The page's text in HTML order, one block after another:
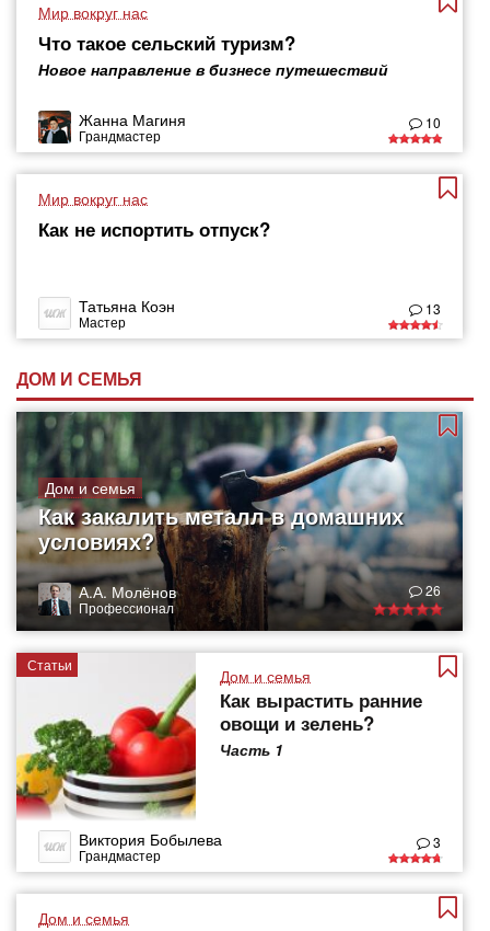
Мир вокруг нас
Что такое сельский туризм?
Новое направление в бизнесе путешествий
Жанна Магиня
Грандмастер
10
Мир вокруг нас
Как не испортить отпуск?
Татьяна Коэн
Мастер
13
ДОМ И СЕМЬЯ
Дом и семья
Как закалить металл в домашних
условиях?
А.А. Молёнов
Профессионал
26
Статьи
Дом и семья
Как вырастить ранние
овощи и зелень?
Часть 1
Виктория Бобылева
Грандмастер
3
Дом и семья